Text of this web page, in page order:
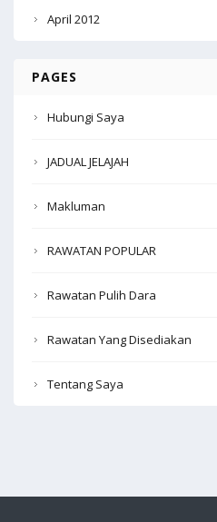
April 2012
PAGES
Hubungi Saya
JADUAL JELAJAH
Makluman
RAWATAN POPULAR
Rawatan Pulih Dara
Rawatan Yang Disediakan
Tentang Saya